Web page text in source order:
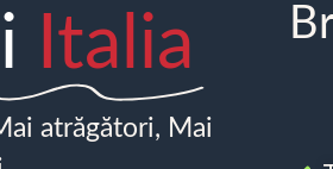
Italia
atrăgători, Mai